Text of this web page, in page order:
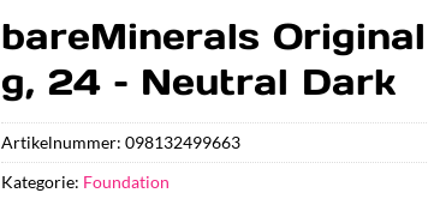
bareMinerals
g, 24 – Neutral Dark
Artikelnummer: 098132499663
Kategorie: Foundation